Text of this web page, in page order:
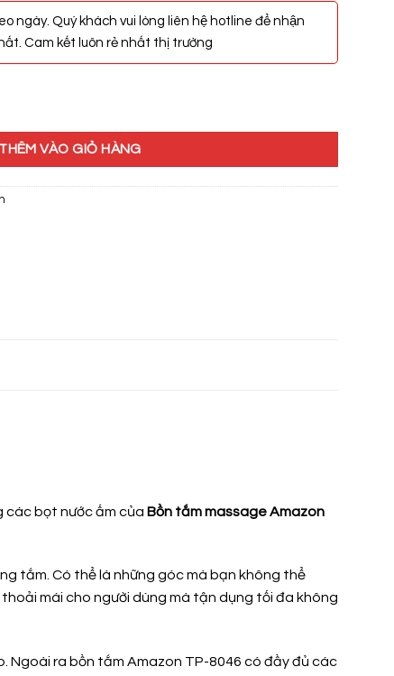
ngày. Quý khách vui lòng liên hệ hotline để nhận
Cam kết luôn rẻ nhất thị trường
THÊM VÀO GIỎ HÀNG
các bọt nước ấm của Bồn tắm massage Amazon
tắm. Có thể là những góc mà bạn không thể
mái cho người dùng mà tận dụng tối đa không
Ngoài ra bồn tắm Amazon TP-8046 có đầy đủ các